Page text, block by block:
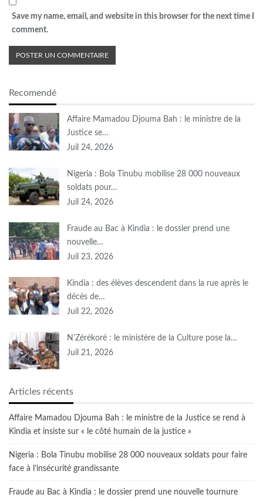
Save my name, email, and website in this browser for the next time I
comment.
Recomendé
Affaire Mamadou Djouma Bah : le ministre de la
Justice se…
Juil 24, 2026
Nigeria : Bola Tinubu mobilise 28 000 nouveaux
soldats pour…
Juil 24, 2026
Fraude au Bac à Kindia : le dossier prend une
nouvelle…
Juil 23, 2026
Kindia : des élèves descendent dans la rue après le
décès de…
Juil 22, 2026
N’Zérékoré : le ministère de la Culture pose la…
Juil 21, 2026
Articles récents
Affaire Mamadou Djouma Bah : le ministre de la Justice se rend à
Kindia et insiste sur « le côté humain de la justice »
Nigeria : Bola Tinubu mobilise 28 000 nouveaux soldats pour faire
face à l’insécurité grandissante
Fraude au Bac à Kindia : le dossier prend une nouvelle tournure